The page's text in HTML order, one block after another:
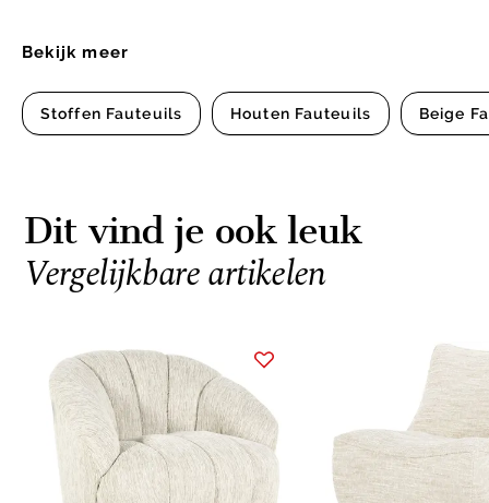
Bekijk meer
Stoffen Fauteuils Houten Fauteuils Beige
Dit vind je ook leuk
Vergelijkbare artikelen